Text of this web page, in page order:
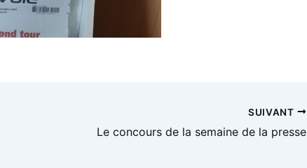
SUIVANT
Le concours de la semaine de la presse